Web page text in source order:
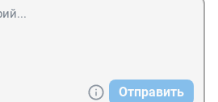
Отправить